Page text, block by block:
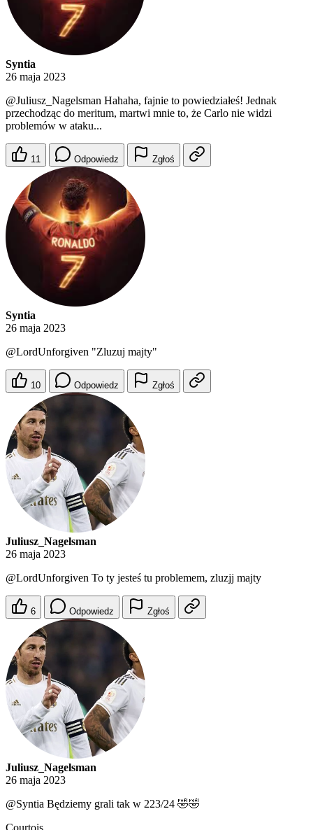
Syntia
26 maja 2023
@Juliusz_Nagelsman Hahaha, fajnie to powiedziałeś! Jednak
przechodząc do meritum, martwi mnie to, że Carlo nie widzi
problemów w ataku...
11 Odpowiedz Zgłoś
Syntia
26 maja 2023
@LordUnforgiven "Zluzuj majty"
10 Odpowiedz Zgłoś
Juliusz_Nagelsman
26 maja 2023
@LordUnforgiven To ty jesteś tu problemem, zluzjj majty
6 Odpowiedz Zgłoś
Juliusz_Nagelsman
26 maja 2023
@Syntia Będziemy grali tak w 223/24 🤣🤣
Courtois